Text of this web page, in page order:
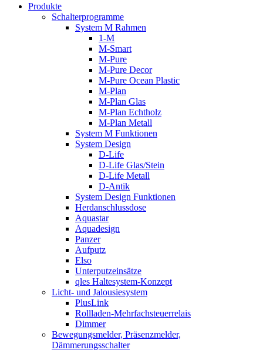
Produkte
Schalterprogramme
System M Rahmen
1-M
M-Smart
M-Pure
M-Pure Decor
M-Pure Ocean Plastic
M-Plan
M-Plan Glas
M-Plan Echtholz
M-Plan Metall
System M Funktionen
System Design
D-Life
D-Life Glas/Stein
D-Life Metall
D-Antik
System Design Funktionen
Herdanschlussdose
Aquastar
Aquadesign
Panzer
Aufputz
Elso
Unterputzeinsätze
qles Haltesystem-Konzept
Licht- und Jalousiesystem
PlusLink
Rollladen-Mehrfachsteuerrelais
Dimmer
Bewegungsmelder, Präsenzmelder,
Dämmerungsschalter